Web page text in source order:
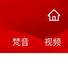
梵音 视频